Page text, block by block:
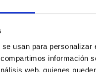
usan para
información
web, quienes